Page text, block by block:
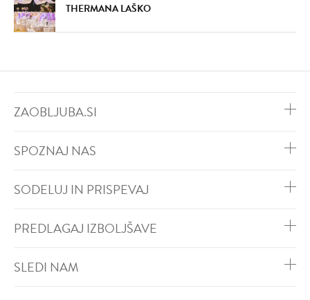
THERMANA LAŠKO
ZAOBLJUBA.SI
SPOZNAJ NAS
SODELUJ IN PRISPEVAJ
PREDLAGAJ IZBOLJŠAVE
SLEDI NAM